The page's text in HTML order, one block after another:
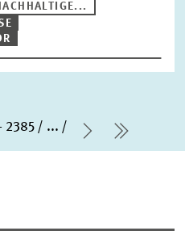
2385 ...
Nächste
letzte